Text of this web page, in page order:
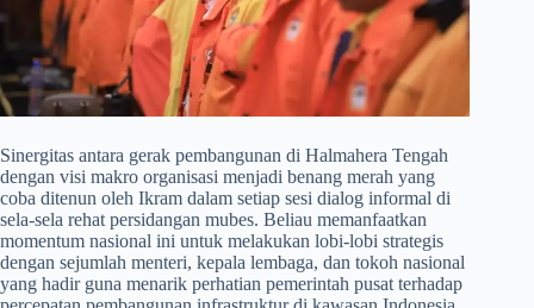
​Sinergitas antara gerak pembangunan di Halmahera Tengah
dengan visi makro organisasi menjadi benang merah yang
coba ditenun oleh Ikram dalam setiap sesi dialog informal di
sela-sela rehat persidangan mubes. Beliau memanfaatkan
momentum nasional ini untuk melakukan lobi-lobi strategis
dengan sejumlah menteri, kepala lembaga, dan tokoh nasional
yang hadir guna menarik perhatian pemerintah pusat terhadap